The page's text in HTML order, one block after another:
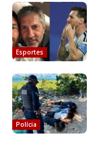
Esportes
Polícia